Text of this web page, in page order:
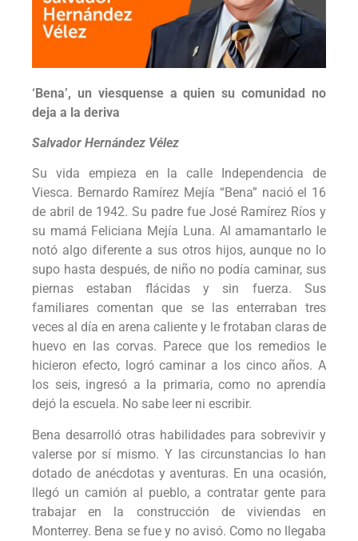
‘Bena’, un viesquense a quien su comunidad no
deja a la deriva
Salvador Hernández Vélez
Su vida empieza en la calle Independencia de
Viesca. Bernardo Ramírez Mejía “Bena” nació el 16
de abril de 1942. Su padre fue José Ramírez Ríos y
su mamá Feliciana Mejía Luna. Al amamantarlo le
notó algo diferente a sus otros hijos, aunque no lo
supo hasta después, de niño no podía caminar, sus
piernas estaban flácidas y sin fuerza. Sus
familiares comentan que se las enterraban tres
veces al día en arena caliente y le frotaban claras de
huevo en las corvas. Parece que los remedios le
hicieron efecto, logró caminar a los cinco años. A
los seis, ingresó a la primaria, como no aprendía
dejó la escuela. No sabe leer ni escribir.
Bena desarrolló otras habilidades para sobrevivir y
valerse por sí mismo. Y las circunstancias lo han
dotado de anécdotas y aventuras. En una ocasión,
llegó un camión al pueblo, a contratar gente para
trabajar en la construcción de viviendas en
Monterrey. Bena se fue y no avisó. Como no llegaba